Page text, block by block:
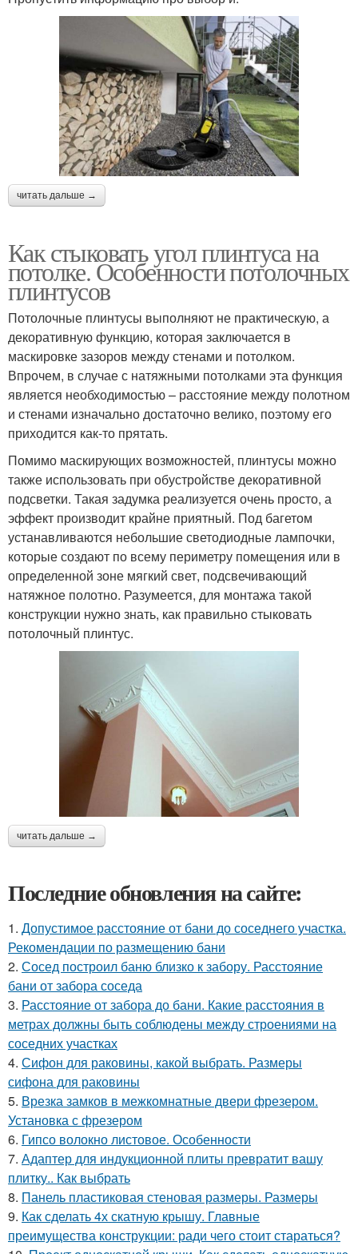
читать дальше →
Как стыковать угол плинтуса на
потолке. Особенности потолочных
плинтусов
Потолочные плинтусы выполняют не практическую, а
декоративную функцию, которая заключается в
маскировке зазоров между стенами и потолком.
Впрочем, в случае с натяжными потолками эта функция
является необходимостью – расстояние между полотном
и стенами изначально достаточно велико, поэтому его
приходится как-то прятать.
Помимо маскирующих возможностей, плинтусы можно
также использовать при обустройстве декоративной
подсветки. Такая задумка реализуется очень просто, а
эффект производит крайне приятный. Под багетом
устанавливаются небольшие светодиодные лампочки,
которые создают по всему периметру помещения или в
определенной зоне мягкий свет, подсвечивающий
натяжное полотно. Разумеется, для монтажа такой
конструкции нужно знать, как правильно стыковать
потолочный плинтус.
читать дальше →
Последние обновления на сайте:
1. Допустимое расстояние от бани до соседнего участка.
Рекомендации по размещению бани
2. Сосед построил баню близко к забору. Расстояние
бани от забора соседа
3. Расстояние от забора до бани. Какие расстояния в
метрах должны быть соблюдены между строениями на
соседних участках
4. Сифон для раковины, какой выбрать. Размеры
сифона для раковины
5. Врезка замков в межкомнатные двери фрезером.
Установка с фрезером
6. Гипсо волокно листовое. Особенности
7. Адаптер для индукционной плиты превратит вашу
плитку.. Как выбрать
8. Панель пластиковая стеновая размеры. Размеры
9. Как сделать 4х скатную крышу. Главные
преимущества конструкции: ради чего стоит стараться?